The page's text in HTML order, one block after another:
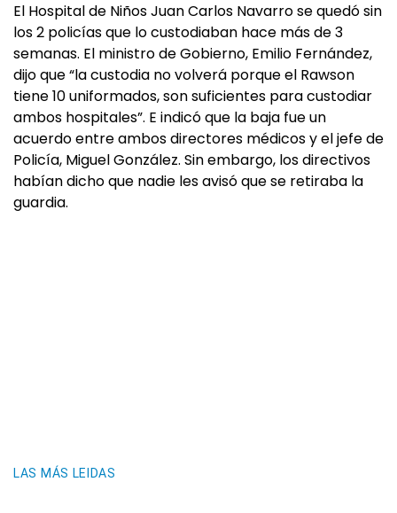
El Hospital de Niños Juan Carlos Navarro se quedó sin
los 2 policías que lo custodiaban hace más de 3
semanas. El ministro de Gobierno, Emilio Fernández,
dijo que “la custodia no volverá porque el Rawson
tiene 10 uniformados, son suficientes para custodiar
ambos hospitales”. E indicó que la baja fue un
acuerdo entre ambos directores médicos y el jefe de
Policía, Miguel González. Sin embargo, los directivos
habían dicho que nadie les avisó que se retiraba la
guardia.
LAS MÁS LEIDAS